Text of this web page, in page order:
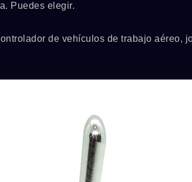
Puedes elegir.
de vehículos de trabajo aéreo,